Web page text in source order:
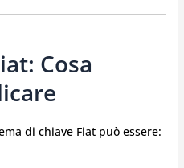
Cosa
di chiave Fiat può essere: